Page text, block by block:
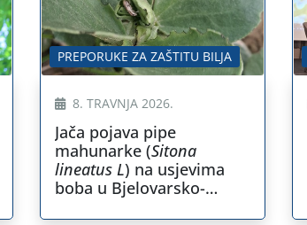
PREPORUKE ZA ZAŠTITU BILJA
8. TRAVNJA 2026.
Jača pojava pipe
mahunarke (Sitona
lineatus L) na usjevima
boba u Bjelovarsko-